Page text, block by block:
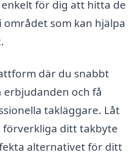
för dig att hitta de
som kan hjälpa
där du snabbt
erbjudanden och få
takläggare. Låt
förverkliga ditt takbyte
alternativet för ditt